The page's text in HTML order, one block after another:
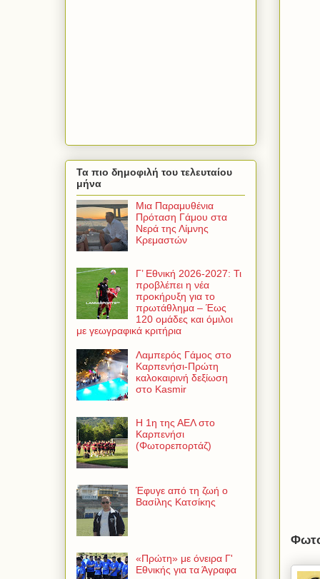
Τα πιο δημοφιλή του τελευταίου
μήνα
Μια Παραμυθένια
Πρόταση Γάμου στα
Νερά της Λίμνης
Κρεμαστών
Γ’ Εθνική 2026-2027: Τι
προβλέπει η νέα
προκήρυξη για το
πρωτάθλημα – Έως
120 ομάδες και όμιλοι
με γεωγραφικά κριτήρια
Λαμπερός Γάμος στο
Καρπενήσι-Πρώτη
καλοκαιρινή δεξίωση
στο Kasmir
Η 1η της ΑΕΛ στο
Καρπενήσι
(Φωτορεπορτάζ)
Έφυγε από τη ζωή ο
Βασίλης Κατσίκης
«Πρώτη» με όνειρα Γ'
Εθνικής για τα Άγραφα